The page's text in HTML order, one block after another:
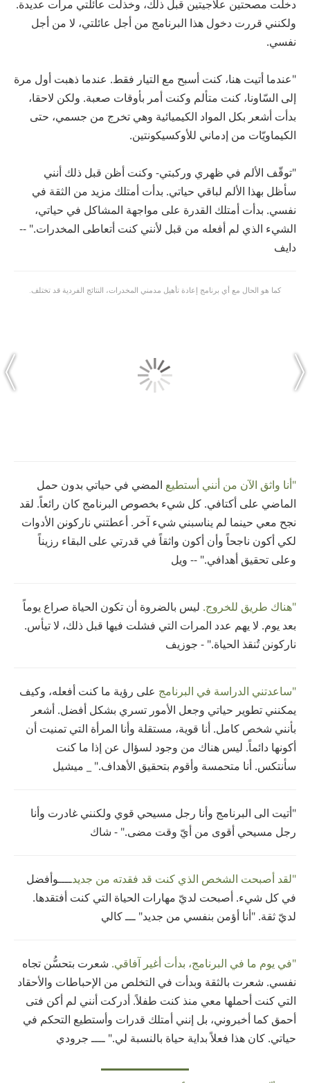
دخلت مصحتين علاجيتين قبل ذلك، وخذلت عائلتي مرات عديدة.
ولكنني قررت دخول هذا البرنامج من أجل عائلتي، لا من أجل
نفسي.
"عندما أتيت هنا، كنت أسبح مع التيار فقط. عندما ذهبت أول مرة
إلى السّاونا، كنت متألم وكنت أمر بأوقات صعبة. ولكن لاحقا،
بدأت أشعر بكل المواد الكيميائية وهي تخرج من جسمي، حتى
الكيماويّات من إدماني للأوكسيكونتين.
"توقّف الألم في ظهري وركبتي- وكنت أظن قبل ذلك أنني
سأظل بهذا الألم لباقي حياتي. بدأت أمتلك مزيد من الثقة في
نفسي. بدأت أمتلك القدرة على مواجهة المشاكل في حياتي،
الشيء الذي لم أفعله من قبل لأنني كنت أتعاطى المخدرات." --
دايف
كما هو الحال مع أي برنامج إعادة تأهيل مدمني المخدرات، النتائج الفردية قد تختلف.
"أنا واثق الآن من أنني أستطيع المضي في حياتي بدون حمل
الماضي على أكتافي. كل شيء بخصوص البرنامج كان رائعاً. لقد
نجح معي حينما لم يناسبني شيء آخر. أعطتني ناركونن الأدوات
لكي أكون ناجحاً وأن أكون واثقاً في قدرتي على البقاء رزيناً
وعلى تحقيق أهدافي." -- ويل
"هناك طريق للخروج. ليس بالضروة أن تكون الحياة صراع يوماً
بعد يوم. لا يهم عدد المرات التي فشلت فيها قبل ذلك، لا تيأس.
ناركونن تُنقذ الحياة." - جوزيف
"ساعدتني الدراسة في البرنامج على رؤية ما كنت أفعله، وكيف
يمكنني تطوير حياتي وجعل الأمور تسري بشكل أفضل. أشعر
بأنني شخص كامل. أنا قوية، مستقلة وأنا المرأة التي تمنيت أن
أكونها دائماً. ليس هناك من وجود لسؤال عن إذا ما كنت
سأنتكس. أنا متحمسة وأقوم بتحقيق الأهداف." _ ميشيل
"أتيت الى البرنامج وأنا رجل مسيحي قوي ولكنني غادرت وأنا
رجل مسيحي أقوى من أيّ وقت مضى." - شاك
"لقد أصبحت الشخص الذي كنت قد فقدته من جديدــــوأفضل
في كل شيء. أصبحت لديّ مهارات الحياة التي كنت أفتقدها.
لديّ ثقة. "أنا أؤمن بنفسي من جديد" ـــ كالي
"في يوم ما في البرنامج، بدأت أغير آفاقي. شعرت بتحسُّن تجاه
نفسي. شعرت بالثقة وبدأت في التخلص من الإحباطات والأحقاد
التي كنت أحملها معي منذ كنت طفلاً. أدركت أنني لم أكن فتى
أحمق كما أخبروني، بل إنني أمتلك قدرات وأستطيع التحكم في
حياتي. كان هذا فعلاً بداية حياة بالنسبة لي." ــــ جرودي